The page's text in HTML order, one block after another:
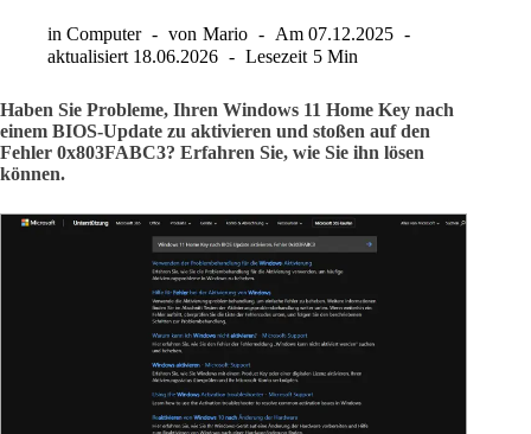
in Computer von Mario Am 07.12.2025
aktualisiert 18.06.2026 Lesezeit 5 Min
Haben Sie Probleme, Ihren Windows 11 Home Key nach
einem BIOS-Update zu aktivieren und stoßen auf den
Fehler 0x803FABC3? Erfahren Sie, wie Sie ihn lösen
können.